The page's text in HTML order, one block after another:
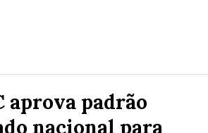
aprova padrão
nacional para